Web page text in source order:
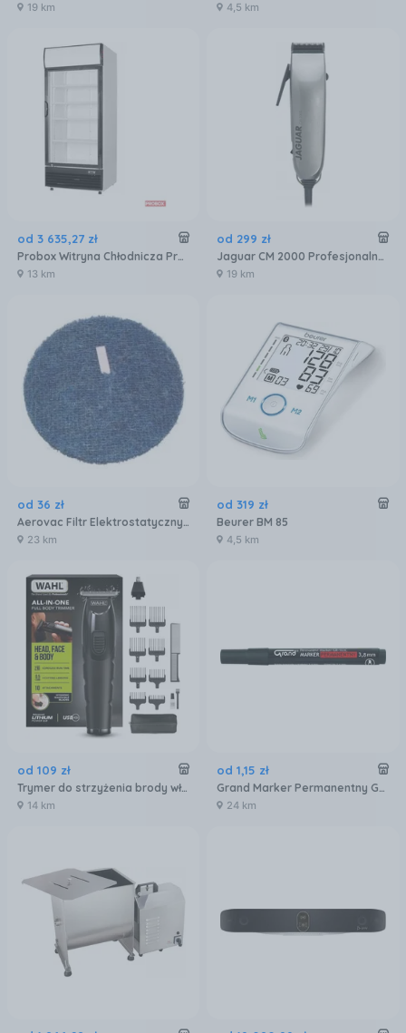
19 km 4,5 km
od 3 635,27 zł
Probox Witryna Chłodnicza Przeszklona 660L
13 km
od 299 zł
Jaguar CM 2000 Profesjonalna maszynka do włosów
19 km
od 36 zł
Aerovac Filtr Elektrostatyczny Do Jednostki Centralnej S1570 I S2200 Typu Kompakt Vacu-Maid
23 km
od 319 zł
Beurer BM 85
4,5 km
od 109 zł
Trymer do strzyżenia brody włosów ciała uszu nosa WAHL ALL IN ONE
14 km
od 1,15 zł
Grand Marker Permanentny Gr 103C Czarny
24 km